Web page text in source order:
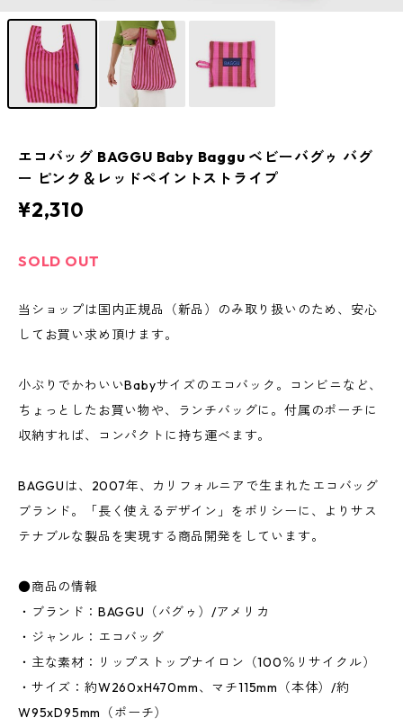
エコバッグ BAGGU Baby Baggu ベビーバグゥ バグ
ー ピンク＆レッドペイントストライプ
¥2,310
SOLD OUT
当ショップは国内正規品（新品）のみ取り扱いのため、安心
してお買い求め頂けます。
小ぶりでかわいいBabyサイズのエコバック。コンビニなど、
ちょっとしたお買い物や、ランチバッグに。付属のポーチに
収納すれば、コンパクトに持ち運べます。
BAGGUは、2007年、カリフォルニアで生まれたエコバッグ
ブランド。「長く使えるデザイン」をポリシーに、よりサス
テナブルな製品を実現する商品開発をしています。
●商品の情報
・ブランド：BAGGU（バグゥ）/アメリカ
・ジャンル：エコバッグ
・主な素材：リップストップナイロン（100％リサイクル）
・サイズ：約W260xH470mm、マチ115mm（本体）/約
W95xD95mm（ポーチ）